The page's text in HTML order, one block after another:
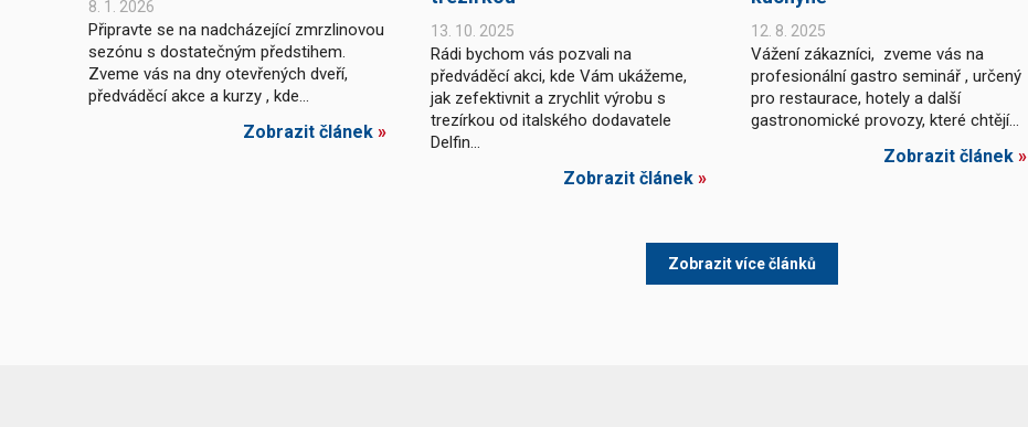
8. 1. 2026
Připravte se na nadcházející zmrzlinovou
sezónu s dostatečným předstihem.
Zveme vás na dny otevřených dveří,
předváděcí akce a kurzy , kde...
Zobrazit článek »
13. 10. 2025
Rádi bychom vás pozvali na
předváděcí akci, kde Vám ukážeme,
jak zefektivnit a zrychlit výrobu s
trezírkou od italského dodavatele
Delfin...
Zobrazit článek »
12. 8. 2025
Vážení zákazníci, zveme vás na
profesionální gastro seminář , určený
pro restaurace, hotely a další
gastronomické provozy, které chtějí...
Zobrazit článek »
Zobrazit více článků